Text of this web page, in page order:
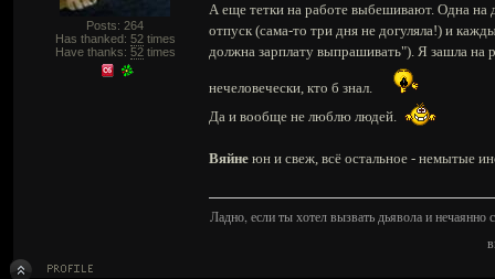
Posts: 264
Has thanked: 52times
Have thanks: 52times
А еще тетки на работе выбешивают. Одна на
отпуск (сама-то три дня не догуляла!) и
должна зарплату выпрашивать"). Я зашла
нечеловечески, кто б знал.
Да и вообще не люблю людей.
Вяйне юн и свеж, всё остальное - немытые
Ладно, если ты хотел вызвать дьявола и нечаянно